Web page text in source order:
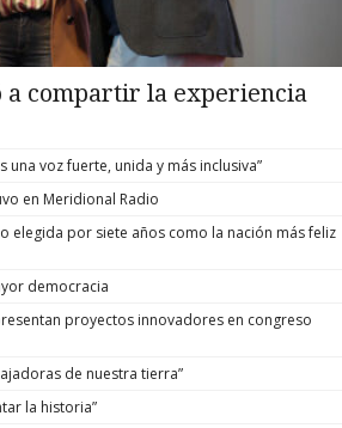
compartir la experiencia
una voz fuerte, unida y más inclusiva”
en Meridional Radio
elegida por siete años como la nación más feliz
democracia
proyectos innovadores en congreso
de nuestra tierra”
la historia”